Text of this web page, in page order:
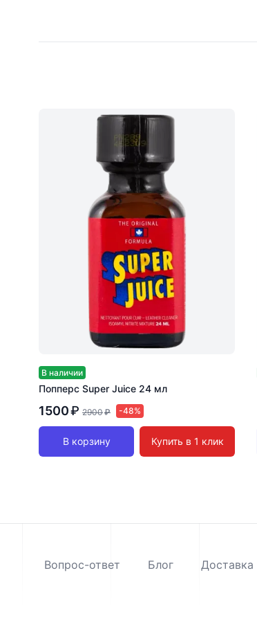
В наличии
Попперс Super Juice 24 мл
1500₽ 2900₽ -48%
В корзину Купить в 1 клик
Вопрос-ответ Блог Доставка